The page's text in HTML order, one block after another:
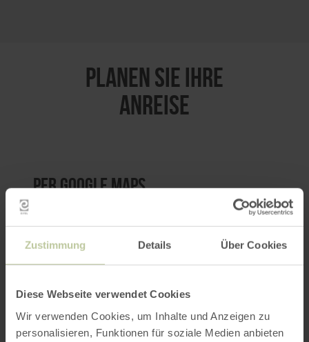
Zustimmung Details Über Cookies
Diese Webseite verwendet Cookies
Wir verwenden Cookies, um Inhalte und Anzeigen zu
personalisieren, Funktionen für soziale Medien anbieten
PLANEN SIE IHRE
ANREISE
per Google Maps
Anfahrt von:
ROUTE PLANEN